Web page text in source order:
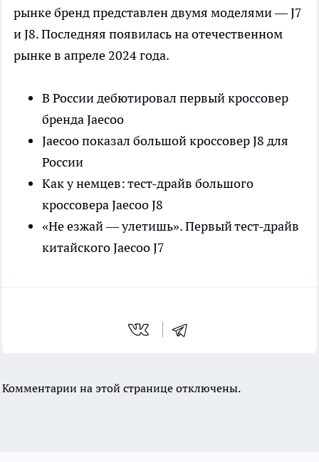
рынке бренд представлен двумя моделями — J7
и J8. Последняя появилась на отечественном
рынке в апреле 2024 года.
В России дебютировал первый кроссовер
бренда Jaecoo
Jaecoo показал большой кроссовер J8 для
России
Как у немцев: тест-драйв большого
кроссовера Jaecoo J8
«Не езжай — улетишь». Первый тест-драйв
китайского Jaecoo J7
Комментарии на этой странице отключены.